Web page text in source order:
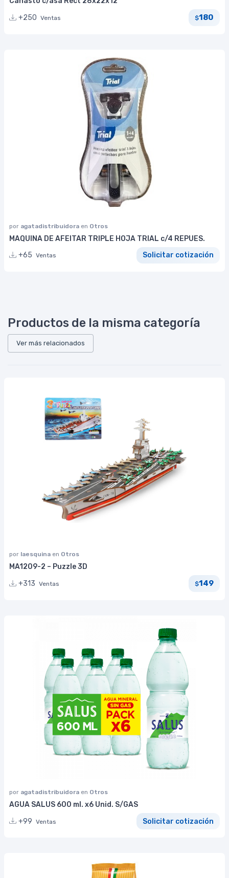
+250 Ventas $180
por agatadistribuidora en Otros
MAQUINA DE AFEITAR TRIPLE HOJA TRIAL c/4 REPUES.
+65 Ventas Solicitar cotización
Productos de la misma categoría
Ver más relacionados
por laesquina en Otros
MA1209-2 – Puzzle 3D
+313 Ventas $149
por agatadistribuidora en Otros
AGUA SALUS 600 ml. x6 Unid. S/GAS
+99 Ventas Solicitar cotización